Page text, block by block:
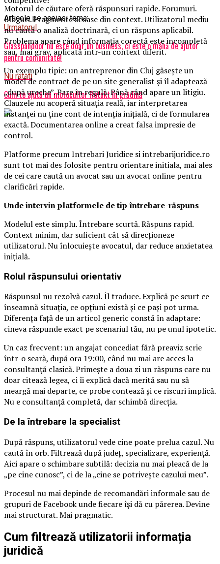
Articole pe aceiasi tema:
Urmatorul
Glasspandoor nu este doar un business, ci este o mână de ajutor
pentru comunitate!
Nu ratati
Cum te ajută un motocultor Rotakt în grădină
Motorul de căutare oferă răspunsuri rapide. Forumuri.
Bloguri. Fragmente scoase din context. Utilizatorul mediu
nu caută o analiză doctrinară, ci un răspuns aplicabil.
Problema apare când informația corectă este incompletă
sau, mai grav, aplicată într-un context diferit.
Un exemplu tipic: un antreprenor din Cluj găsește un
model de contract de pe un site generalist și îl adaptează
„după ureche”. Pare în regulă. Până când apare un litigiu.
Clauzele nu acoperă situația reală, iar interpretarea
instanței nu ține cont de intenția inițială, ci de formularea
exactă. Documentarea online a creat falsa impresie de
control.
Platforme precum Intrebari Juridice si intrebarijuridice.ro
sunt tot mai des folosite pentru orientare initiala, mai ales
de cei care caută un avocat sau un avocat online pentru
clarificări rapide.
Unde intervin platformele de tip întrebare-răspuns
Modelul este simplu. Întrebare scurtă. Răspuns rapid.
Context minim, dar suficient cât să direcționeze
utilizatorul. Nu înlocuiește avocatul, dar reduce anxietatea
inițială.
Rolul răspunsului orientativ
Răspunsul nu rezolvă cazul. Îl traduce. Explică pe scurt ce
înseamnă situația, ce opțiuni există și ce pași pot urma.
Diferența față de un articol generic constă în adaptare:
cineva răspunde exact pe scenariul tău, nu pe unul ipotetic.
Un caz frecvent: un angajat concediat fără preaviz scrie
într-o seară, după ora 19:00, când nu mai are acces la
consultanță clasică. Primește a doua zi un răspuns care nu
doar citează legea, ci îi explică dacă merită sau nu să
meargă mai departe, ce probe contează și ce riscuri implică.
Nu e consultanță completă, dar schimbă direcția.
De la întrebare la specialist
După răspuns, utilizatorul vede cine poate prelua cazul. Nu
caută în orb. Filtrează după județ, specializare, experiență.
Aici apare o schimbare subtilă: decizia nu mai pleacă de la
„pe cine cunosc”, ci de la „cine se potrivește cazului meu”.
Procesul nu mai depinde de recomandări informale sau de
grupuri de Facebook unde fiecare își dă cu părerea. Devine
mai structurat. Mai pragmatic.
Cum filtrează utilizatorii informația
juridică